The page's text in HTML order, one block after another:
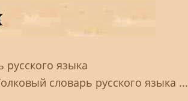
языка
словарь русского языка ...